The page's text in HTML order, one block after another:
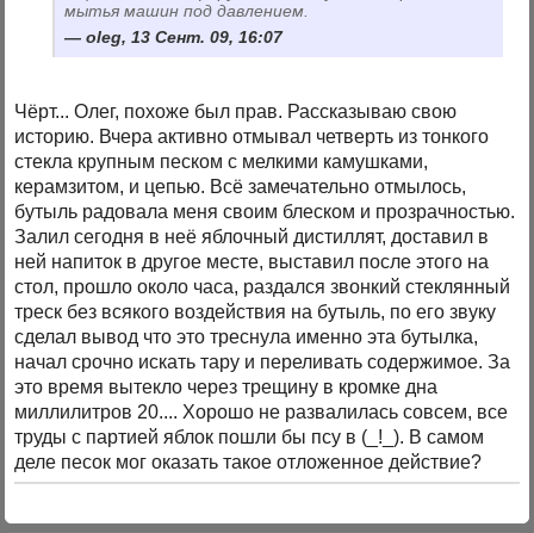
мытья машин под давлением.
oleg, 13 Сент. 09, 16:07
Чёрт... Олег, похоже был прав. Рассказываю свою
историю. Вчера активно отмывал четверть из тонкого
стекла крупным песком с мелкими камушками,
керамзитом, и цепью. Всё замечательно отмылось,
бутыль радовала меня своим блеском и прозрачностью.
Залил сегодня в неё яблочный дистиллят, доставил в
ней напиток в другое месте, выставил после этого на
стол, прошло около часа, раздался звонкий стеклянный
треск без всякого воздействия на бутыль, по его звуку
сделал вывод что это треснула именно эта бутылка,
начал срочно искать тару и переливать содержимое. За
это время вытекло через трещину в кромке дна
миллилитров 20.... Хорошо не развалилась совсем, все
труды с партией яблок пошли бы псу в (_!_). В самом
деле песок мог оказать такое отложенное действие?